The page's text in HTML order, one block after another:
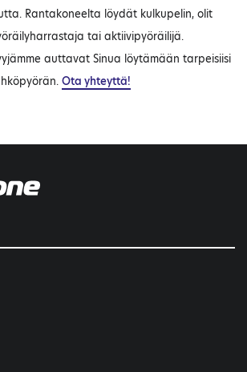
Rantakoneelta löydät kulkupelin, olit
tai aktiivipyöräilijä.
auttavat Sinua löytämään tarpeisiisi
Ota yhteyttä!